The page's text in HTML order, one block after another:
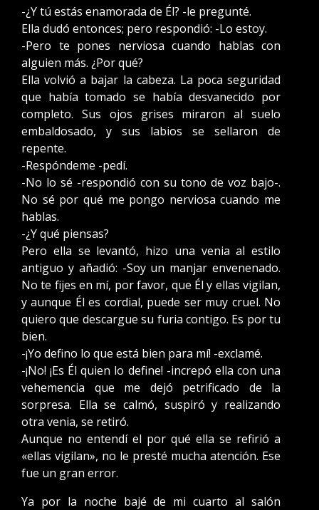
-¿Y tú estás enamorada de Él? -le pregunté.
Ella dudó entonces; pero respondió: -Lo estoy.
-Pero te pones nerviosa cuando hablas con
alguien más. ¿Por qué?
Ella volvió a bajar la cabeza. La poca seguridad
que había tomado se había desvanecido por
completo. Sus ojos grises miraron al suelo
embaldosado, y sus labios se sellaron de
repente.
-Respóndeme -pedí.
-No lo sé -respondió con su tono de voz bajo-.
No sé por qué me pongo nerviosa cuando me
hablas.
-¿Y qué piensas?
Pero ella se levantó, hizo una venia al estilo
antiguo y añadió: -Soy un manjar envenenado.
No te fijes en mí, por favor, que Él y ellas vigilan,
y aunque Él es cordial, puede ser muy cruel. No
quiero que descargue su furia contigo. Es por tu
bien.
-¡Yo defino lo que está bien para mí! -exclamé.
-¡No! ¡Es Él quien lo define! -increpó ella con una
vehemencia que me dejó petrificado de la
sorpresa. Ella se calmó, suspiró y realizando
otra venia, se retiró.
Aunque no entendí el por qué ella se refirió a
«ellas vigilan», no le presté mucha atención. Ese
fue un gran error.
Ya por la noche bajé de mi cuarto al salón